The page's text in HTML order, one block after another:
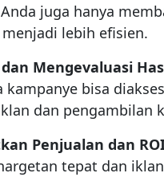
juga hanya
lebih efisien.
Mengevaluasi
kampanye bisa
dan pengambilan
Penjualan dan
tepat dan